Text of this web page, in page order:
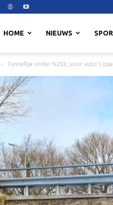
HOME NIEUWS
Tunneltje onder N206; voor auto’s